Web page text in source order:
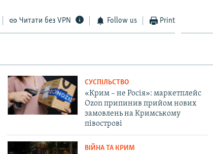
Читати без VPN Follow us Print
СУСПІЛЬСТВО
«Крим – не Росія»: маркетплейс
Ozon припинив прийом нових
замовлень на Кримському
півострові
ВІЙНА ТА КРИМ